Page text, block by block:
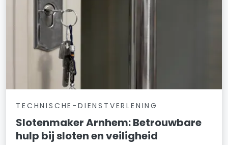
TECHNISCHE-DIENSTVERLENING
Slotenmaker Arnhem: Betrouwbare
hulp bij sloten en veiligheid